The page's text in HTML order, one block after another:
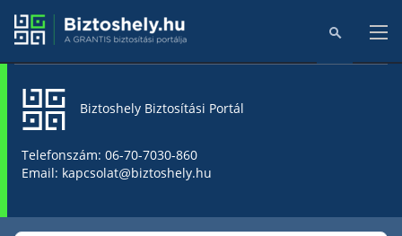
Biztoshely Biztosítási Portál
Telefonszám: 06-70-7030-860
Email: kapcsolat@biztoshely.hu